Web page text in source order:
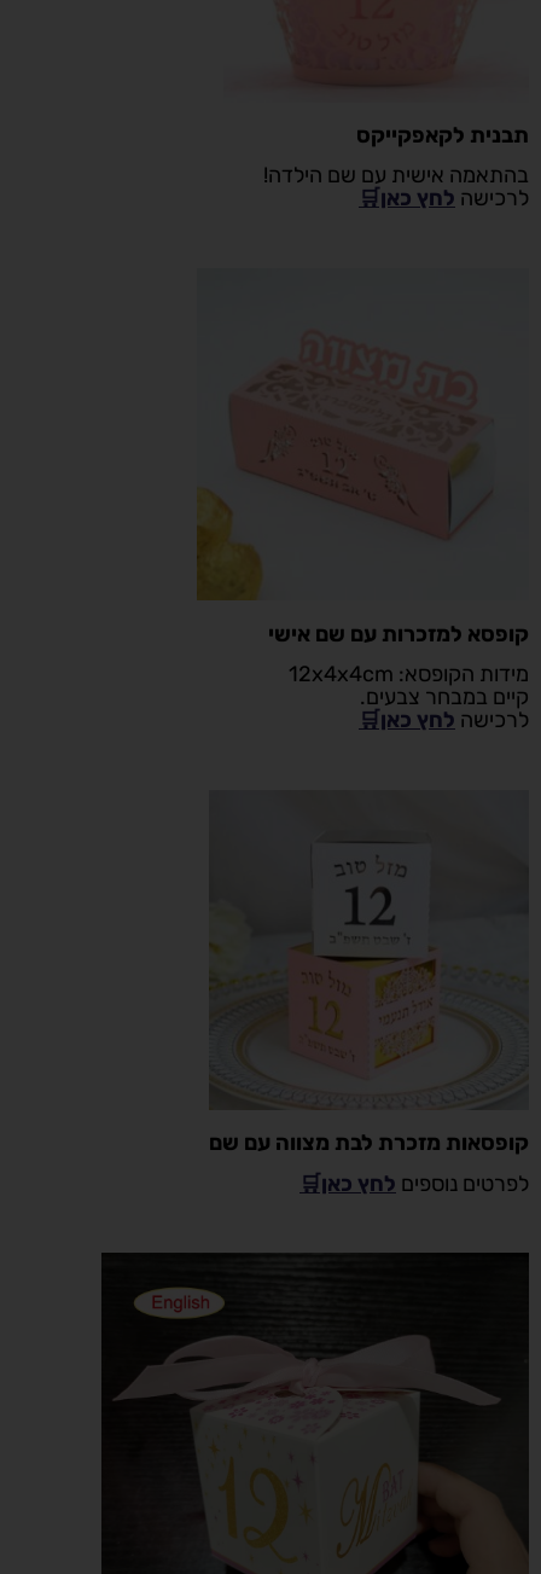
תבנית לקאפקייקס
בהתאמה אישית עם שם הילדה!
לרכישה לחץ כאן🛒
קופסא למזכרות עם שם אישי
מידות הקופסא: 12x4x4cm
קיים במבחר צבעים.
לרכישה לחץ כאן🛒
קופסאות מזכרת לבת מצווה עם שם
לפרטים נוספים לחץ כאן🛒